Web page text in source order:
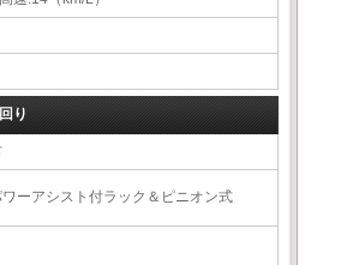
り
ーアシスト付ラック＆ピニオン式